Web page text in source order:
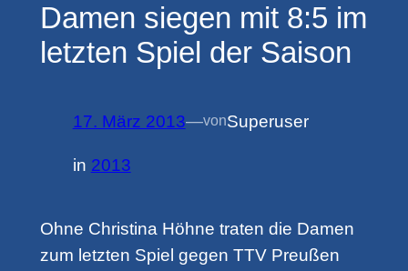
Damen siegen mit 8:5 im
letzten Spiel der Saison
17. März 2013—vonSuperuser
in 2013
Ohne Christina Höhne traten die Damen
zum letzten Spiel gegen TTV Preußen